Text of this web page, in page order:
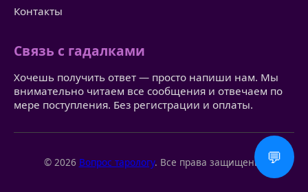
Контакты
Связь с гадалками
Хочешь получить ответ — просто напиши нам. Мы
внимательно читаем все сообщения и отвечаем по
мере поступления. Без регистрации и оплаты.
© 2026 Вопрос тарологу. Все права защищены. 💬